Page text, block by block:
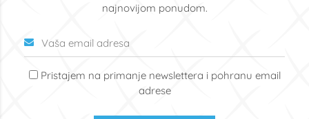
najnovijom ponudom.
Pristajem na primanje newslettera i pohranu email
adrese